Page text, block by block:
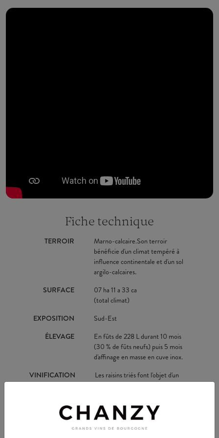
Fiche technique
TERROIR
Marno-calcaire.Son terroir
bénéficie d'un climat tempéré à
influence continentale et d'un sol
argilo-calcaires.
SURFACE
07 ha 11 a 33 ca
(total climat)
EXPOSITION
Sud-Est
ÉLEVAGE
En fûts de 228 L durant 10 mois
(30 % de fûts neufs) puis 5 mois
d'affinage en masse en cuve inox.
VINIFICATION
Les raisins triés font l'objet d'un
pressurage pneumatique lent, d'un
fûts de chêne dans lesquels vont
avoir lieu les fermentations
alcoolique, malolactique et